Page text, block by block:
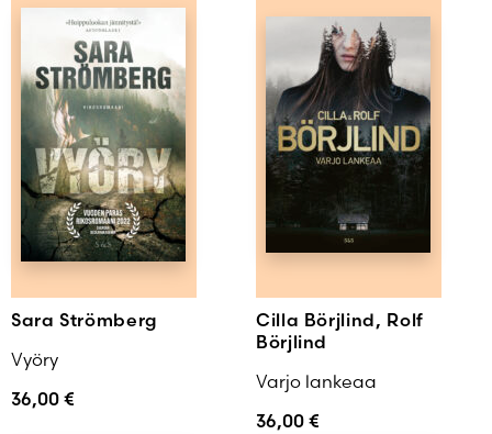
Sara Strömberg
Vyöry
36,00 €
Cilla Börjlind, Rolf
Börjlind
Varjo lankeaa
36,00 €